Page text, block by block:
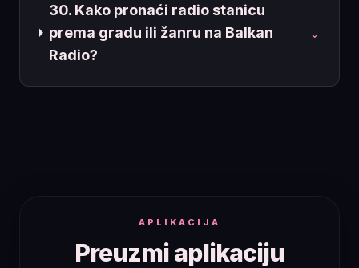
30. Kako pronaći radio stanicu
prema gradu ili žanru na Balkan
Radio?
⌄
APLIKACIJA
Preuzmi aplikaciju